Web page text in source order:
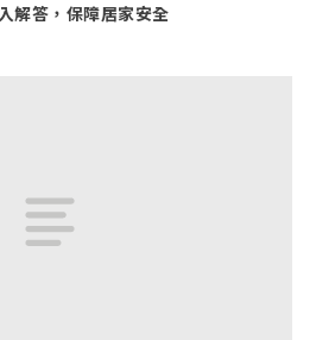
解答，保障居家安全